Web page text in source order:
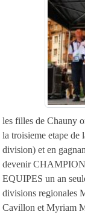
les filles de Chauny
la troisieme etape de
division) et en
devenir
EQUIPES un an
divisions regionales
Cavillon et Myriam